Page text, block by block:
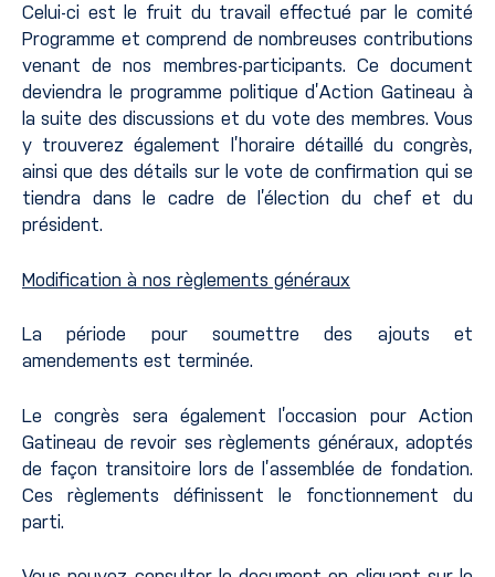
Celui-ci est le fruit du travail effectué par le comité
Programme et comprend de nombreuses contributions
venant de nos membres-participants. Ce document
deviendra le programme politique d’Action Gatineau à
la suite des discussions et du vote des membres. Vous
y trouverez également l’horaire détaillé du congrès,
ainsi que des détails sur le vote de confirmation qui se
tiendra dans le cadre de l’élection du chef et du
président.
Modification à nos règlements généraux
La période pour soumettre des ajouts et
amendements est terminée.
Le congrès sera également l’occasion pour Action
Gatineau de revoir ses règlements généraux, adoptés
de façon transitoire lors de l’assemblée de fondation.
Ces règlements définissent le fonctionnement du
parti.